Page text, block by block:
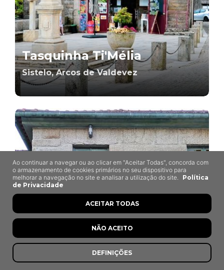
Tasquinha Ti'Mélia
Sistelo, Arcos de Valdevez
Ao continuar a navegar ou ao clicar em "Aceitar Todas", concorda com
o armazenamento de cookies primários no seu dispositivo para
melhorar a navegação no site e analisar a utilização do site.
Política
de Privacidade
DEFINIÇÕES
NÃO ACEITO
ACEITAR TODAS